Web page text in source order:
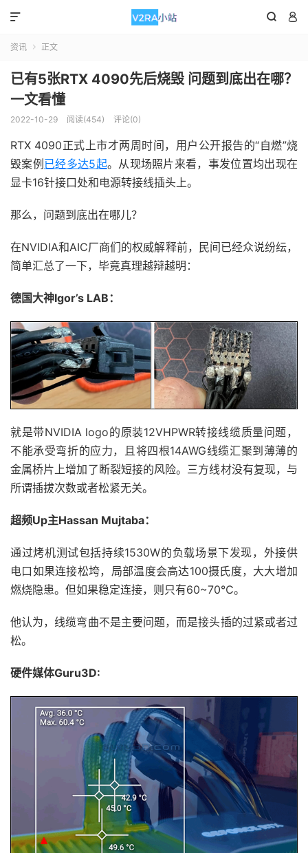
 

资讯  正文
已有5张RTX 4090先后烧毁 问题到底出在哪？
一文看懂
2022-10-29 阅读(454) 评论(0)
RTX 4090正式上市才两周时间，用户公开报告的“自燃”烧
毁案例 已经多达5起。从现场照片来看，事发位置均出现在
显卡16针接口处和电源转接线插头上。
那么，问题到底出在哪儿？
在NVIDIA和AIC厂商们的权威解释前，民间已经众说纷纭，
简单汇总了一下，毕竟真理越辩越明：
德国大神Igor’s LAB：
就是带NVIDIA logo的原装12VHPWR转接线缆质量问题，
不能承受弯折的应力，且将四根14AWG线缆汇聚到薄薄的
金属桥片上增加了断裂短接的风险。三方线材没有复现，与
所谓插拔次数或者松紧无关。
超频Up主Hassan Mujtaba：
通过烤机测试包括持续1530W的负载场景下发现，外接供
电口如果连接松垮，局部温度会高达100摄氏度，大大增加
燃烧隐患。但如果稳定连接，则只有60~70℃。
他认为，线缆弯曲不是主要问题，而是接头插的过紧或者过
松。
硬件媒体Guru3D: